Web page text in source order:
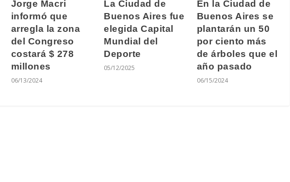
Jorge Macri
informó que
arregla la zona
del Congreso
costará $ 278
millones
06/13/2024
La Ciudad de
Buenos Aires fue
elegida Capital
Mundial del
Deporte
05/12/2025
En la Ciudad de
Buenos Aires se
plantarán un 50
por ciento más
de árboles que el
año pasado
06/15/2024